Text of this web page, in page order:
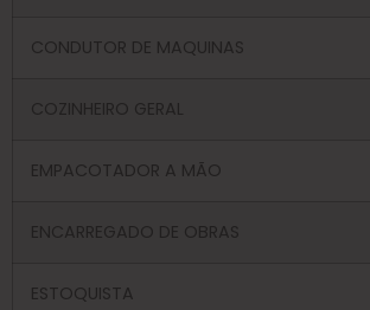
CONDUTOR DE MAQUINAS
COZINHEIRO GERAL
EMPACOTADOR A MÃO
ENCARREGADO DE OBRAS
ESTOQUISTA